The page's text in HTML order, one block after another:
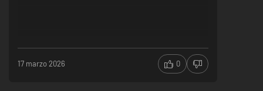
17 marzo 2026 0